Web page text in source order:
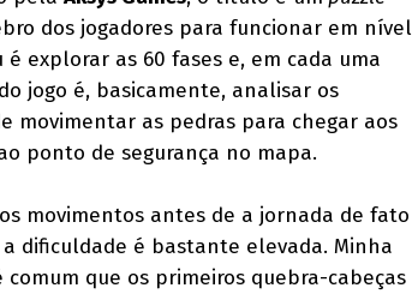
dos jogadores para funcionar em nível
explorar as 60 fases e, em cada uma
jogo é, basicamente, analisar os
movimentar as pedras para chegar aos
ponto de segurança no mapa.
movimentos antes de a jornada de fato
dificuldade é bastante elevada. Minha
que os primeiros quebra-cabeças